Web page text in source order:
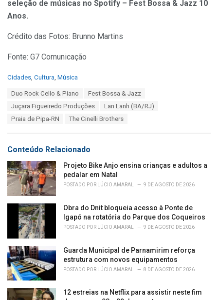
seleção de músicas no Spotify – Fest Bossa & Jazz 10
Anos.
Crédito das Fotos: Brunno Martins
Fonte: G7 Comunicação
C
e
Cidades Cultura Música
Duo Rock Cello & Piano
Fest Bossa & Jazz
Juçara Figueiredo Produções
Lan Lanh (BA/RJ)
Praia de Pipa-RN
The Cinelli Brothers
Conteúdo Relacionado
Projeto Bike Anjo ensina crianças e adultos a
pedalar em Natal
POSTADO POR LÚCIO AMARAL 9 DE AGOSTO DE 2026
Obra do Dnit bloqueia acesso à Ponte de
Igapó na rotatória do Parque dos Coqueiros
POSTADO POR LÚCIO AMARAL 9 DE AGOSTO DE 2026
Guarda Municipal de Parnamirim reforça
estrutura com novos equipamentos
POSTADO POR LÚCIO AMARAL 8 DE AGOSTO DE 2026
12 estreias na Netflix para assistir neste fim